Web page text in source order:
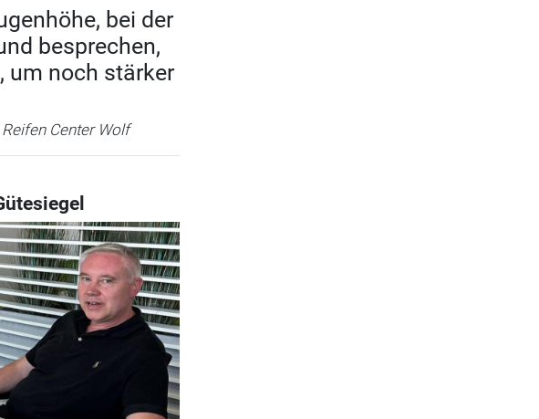
bei der
besprechen,
um noch stärker
Center Wolf